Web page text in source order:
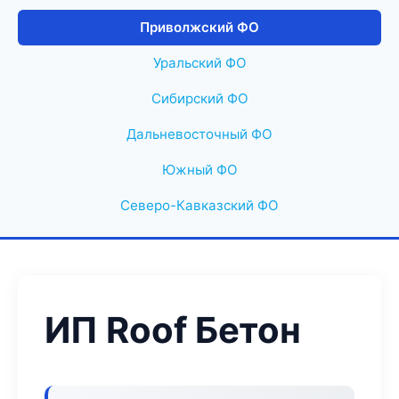
Приволжский ФО
Уральский ФО
Сибирский ФО
Дальневосточный ФО
Южный ФО
Северо-Кавказский ФО
ИП Roof Бетон